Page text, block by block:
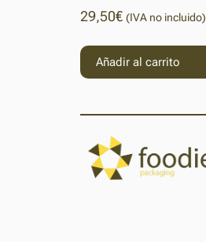
29,50€ (IVA no incluido)
Añadir al carrito